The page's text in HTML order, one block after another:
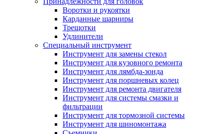
Воротки и рукоятки
Карданные шарниры
Трещотки
Удлинители
Специальный инструмент
Инструмент для замены стекол
Инструмент для кузовного ремонта
Инструмент для лямбда-зонда
Инструмент для поршневых колец
Инструмент для ремонта двигателя
Инструмент для системы смазки и
фильтрации
Инструмент для тормозной системы
Инструмент для шиномонтажа